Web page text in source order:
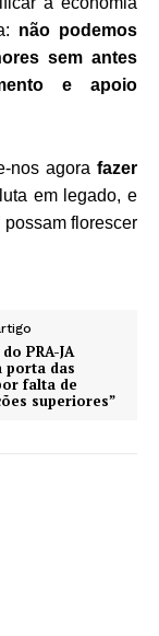
não podemos
sem antes
e apoio
nos agora fazer
em legado, e
possam florescer
PRA-JA
porta das
falta de
superiores”